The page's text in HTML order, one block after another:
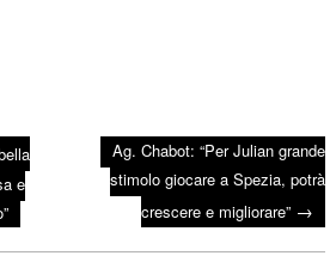
e
Ag. Chabot: “Per Julian grande
stimolo giocare a Spezia, potrà
crescere e migliorare” →